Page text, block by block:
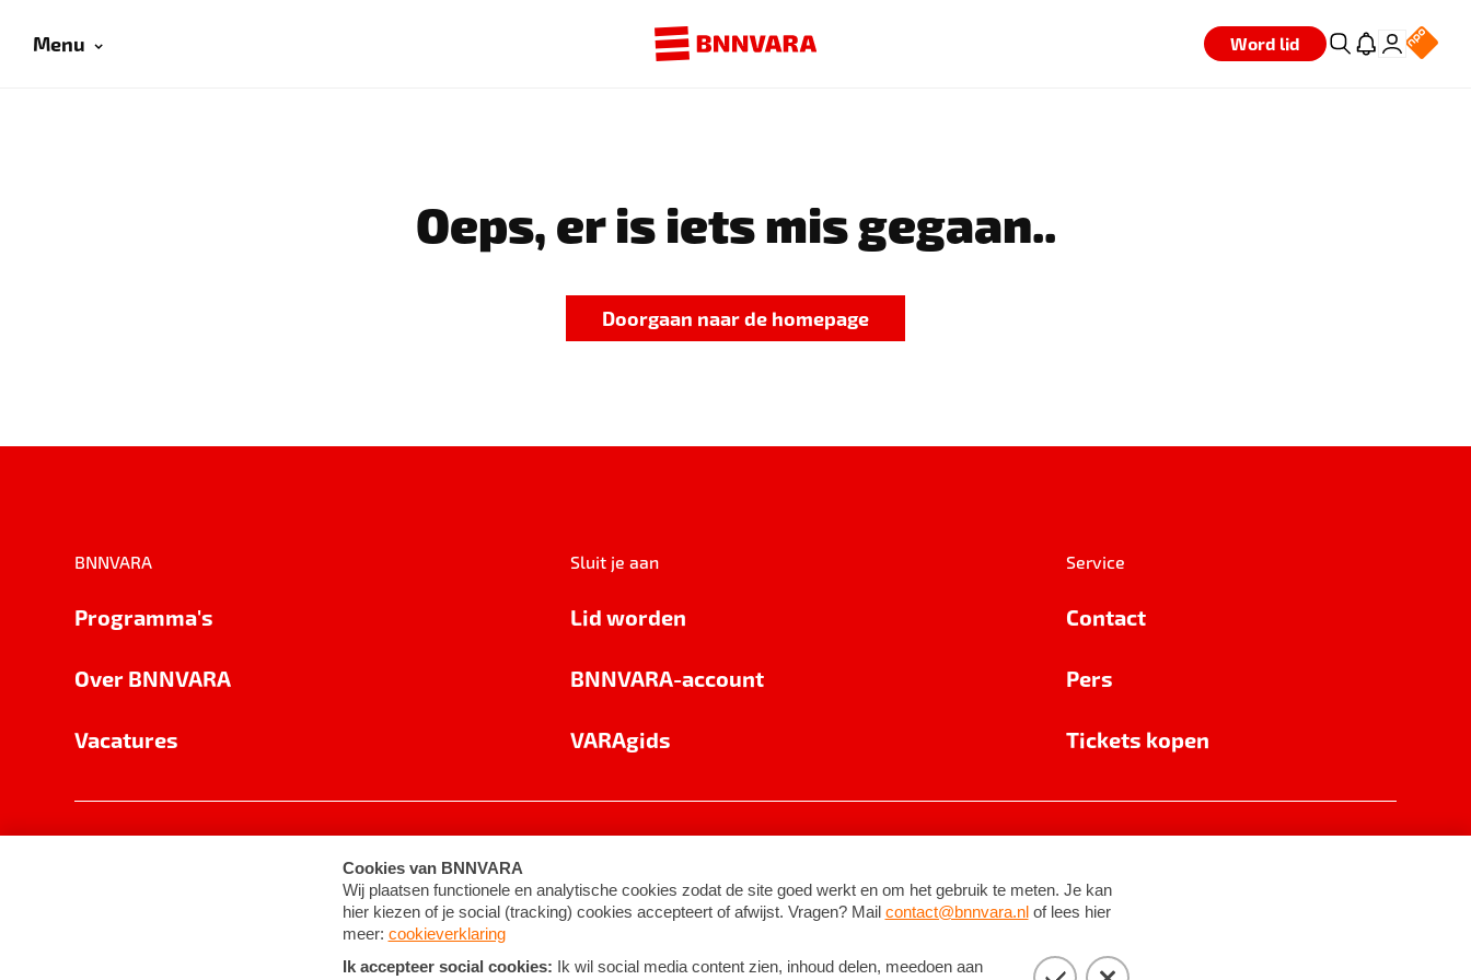
Menu Word lid
Oeps, er is iets mis gegaan..
Doorgaan naar de homepage
BNNVARA
Programma's
Over BNNVARA
Vacatures
Sluit je aan
Lid worden
BNNVARA-account
VARAgids
Service
Contact
Pers
Tickets kopen
Cookie-instellingen Algemene voorwaarden ©2026BNNVARA